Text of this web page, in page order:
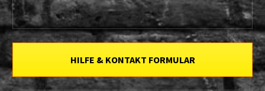
HILFE & KONTAKT FORMULAR